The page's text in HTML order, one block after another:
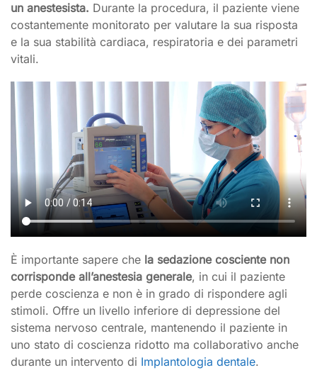
un anestesista. Durante la procedura, il paziente viene
costantemente monitorato per valutare la sua risposta
e la sua stabilità cardiaca, respiratoria e dei parametri
vitali.
È importante sapere che la sedazione cosciente non
corrisponde all’anestesia generale, in cui il paziente
perde coscienza e non è in grado di rispondere agli
stimoli. Offre un livello inferiore di depressione del
sistema nervoso centrale, mantenendo il paziente in
uno stato di coscienza ridotto ma collaborativo anche
durante un intervento di Implantologia dentale.